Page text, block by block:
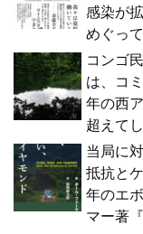
感染が
めぐって
コンゴ
は、コ
年の西
超えて
当局に
抵抗と
年のエ
マー著